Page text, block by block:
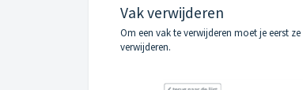
Vak verwijderen
Om een vak te verwijderen moet je eerst
verwijderen.